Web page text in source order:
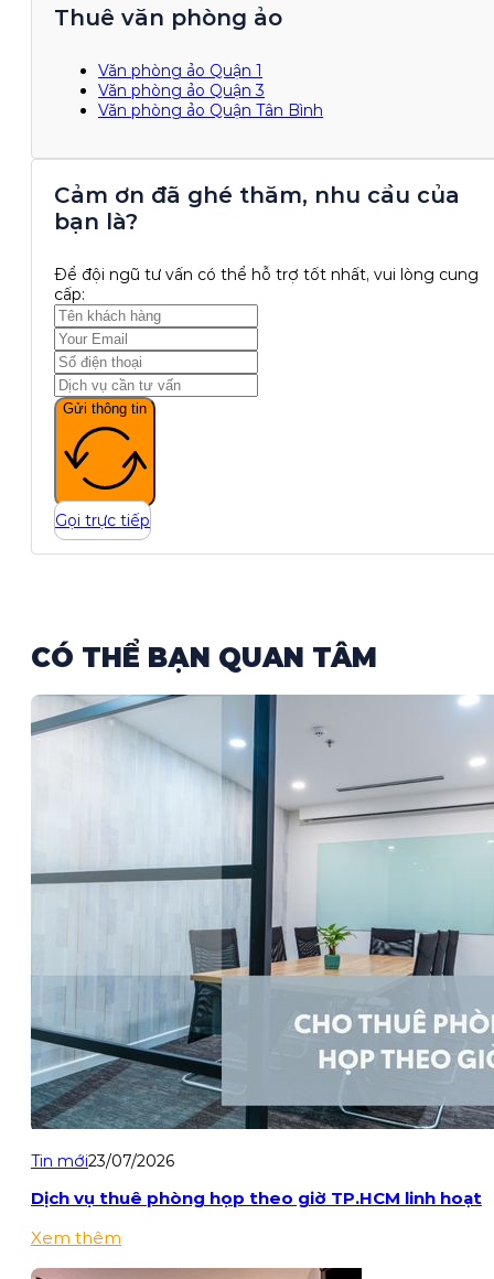
Thuê văn phòng ảo
Văn phòng ảo Quận 1
Văn phòng ảo Quận 3
Văn phòng ảo Quận Tân Bình
Cảm ơn đã ghé thăm, nhu cầu của
bạn là?
Để đội ngũ tư vấn có thể hỗ trợ tốt nhất, vui lòng cung
cấp:
Gửi thông tin
Gọi trực tiếp
CÓ THỂ BẠN QUAN TÂM
Tin mới23/07/2026
Dịch vụ thuê phòng họp theo giờ TP.HCM linh hoạt
Xem thêm